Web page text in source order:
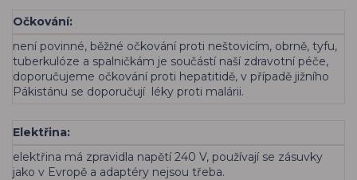
Očkování:
není povinné, běžné očkování proti neštovicím, obrně, tyfu,
tuberkulóze a spalničkám je součástí naší zdravotní péče,
doporučujeme očkování proti hepatitidě, v případě jižního
Pákistánu se doporučují léky proti malárii.
Elektřina:
elektřina má zpravidla napětí 240 V, používají se zásuvky
jako v Evropě a adaptéry nejsou třeba.